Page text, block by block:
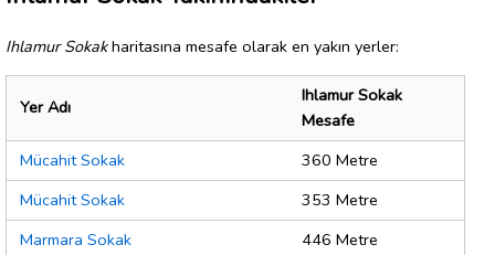
Ihlamur Sokakharitasına mesafe olarak en yakın yerler:
Yer Adı
Ihlamur Sokak
Mesafe
Mücahit Sokak
360 Metre
Mücahit Sokak
353 Metre
Marmara Sokak
446 Metre